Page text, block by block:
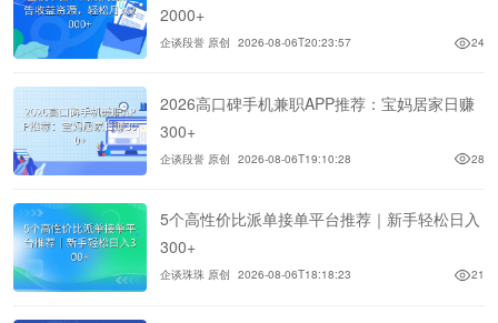
2000+
企谈段誉 原创 2026-08-06T20:23:57 24
2026高口碑手机兼职APP推荐：宝妈居家日赚
300+
企谈段誉 原创 2026-08-06T19:10:28 28
5个高性价比派单接单平台推荐｜新手轻松日入
300+
企谈珠珠 原创 2026-08-06T18:18:23 21